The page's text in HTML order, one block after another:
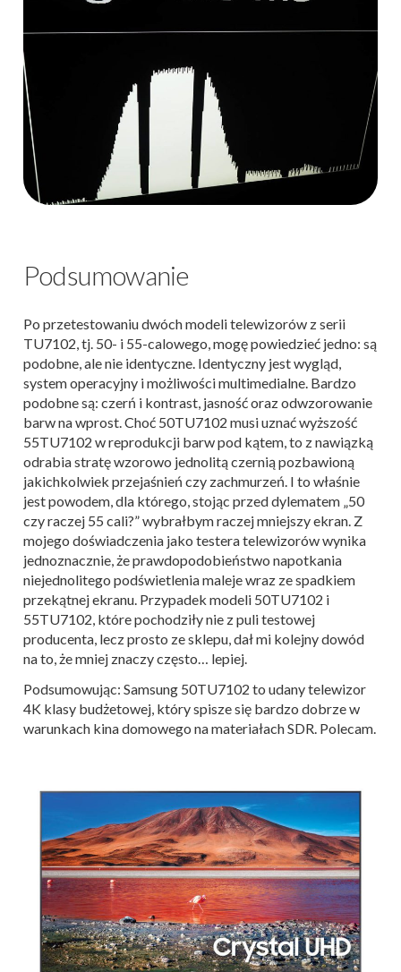
Podsumowanie
Po przetestowaniu dwóch modeli telewizorów z serii
TU7102, tj. 50- i 55-calowego, mogę powiedzieć jedno: są
podobne, ale nie identyczne. Identyczny jest wygląd,
system operacyjny i możliwości multimedialne. Bardzo
podobne są: czerń i kontrast, jasność oraz odwzorowanie
barw na wprost. Choć 50TU7102 musi uznać wyższość
55TU7102 w reprodukcji barw pod kątem, to z nawiązką
odrabia stratę wzorowo jednolitą czernią pozbawioną
jakichkolwiek przejaśnień czy zachmurzeń. I to właśnie
jest powodem, dla którego, stojąc przed dylematem „50
czy raczej 55 cali?” wybrałbym raczej mniejszy ekran. Z
mojego doświadczenia jako testera telewizorów wynika
jednoznacznie, że prawdopodobieństwo napotkania
niejednolitego podświetlenia maleje wraz ze spadkiem
przekątnej ekranu. Przypadek modeli 50TU7102 i
55TU7102, które pochodziły nie z puli testowej
producenta, lecz prosto ze sklepu, dał mi kolejny dowód
na to, że mniej znaczy często… lepiej.
Podsumowując: Samsung 50TU7102 to udany telewizor
4K klasy budżetowej, który spisze się bardzo dobrze w
warunkach kina domowego na materiałach SDR. Polecam.